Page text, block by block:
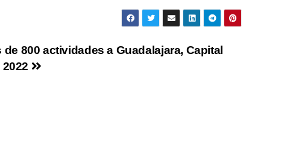
de 800 actividades a Guadalajara, Capital